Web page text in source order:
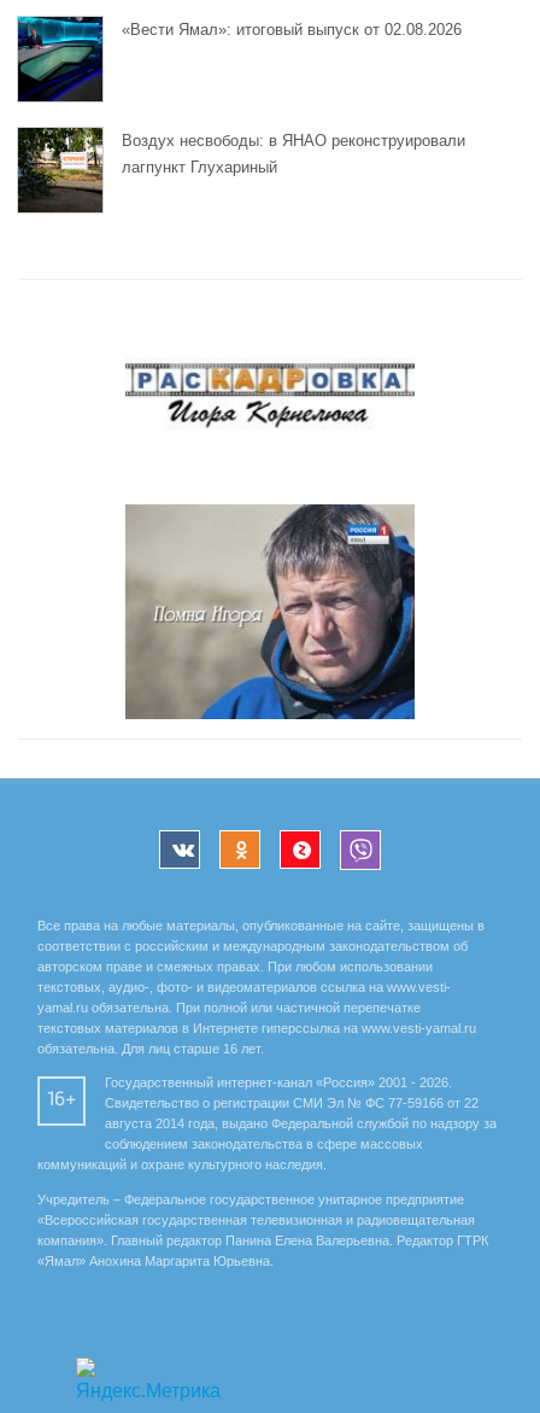
«Вести Ямал»: итоговый выпуск от 02.08.2026
Воздух несвободы: в ЯНАО реконструировали
лагпункт Глухариный
Все права на любые материалы, опубликованные на сайте, защищены в
соответствии с российским и международным законодательством об
авторском праве и смежных правах. При любом использовании
текстовых, аудио-, фото- и видеоматериалов ссылка на www.vesti-
yamal.ru обязательна. При полной или частичной перепечатке
текстовых материалов в Интернете гиперссылка на www.vesti-yamal.ru
обязательна. Для лиц старше 16 лет.
16+
Государственный интернет-канал «Россия» 2001 - 2026.
Свидетельство о регистрации СМИ Эл № ФС 77-59166 от 22
августа 2014 года, выдано Федеральной службой по надзору за
соблюдением законодательства в сфере массовых
коммуникаций и охране культурного наследия.
Учредитель – Федеральное государственное унитарное предприятие
«Всероссийская государственная телевизионная и радиовещательная
компания». Главный редактор Панина Елена Валерьевна. Редактор ГТРК
«Ямал» Анохина Маргарита Юрьевна.